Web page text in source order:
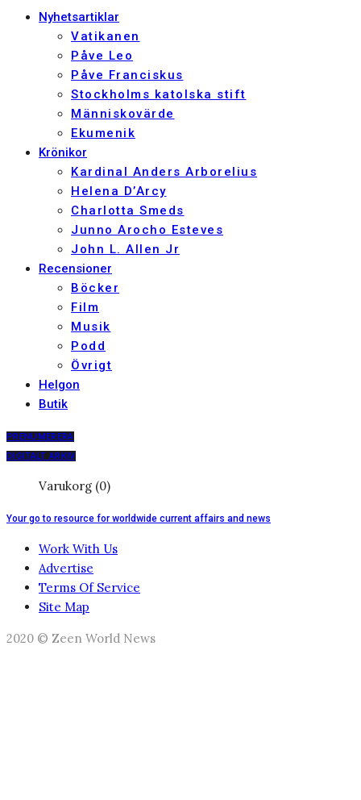
Nyhetsartiklar
Vatikanen
Påve Leo
Påve Franciskus
Stockholms katolska stift
Människovärde
Ekumenik
Krönikor
Kardinal Anders Arborelius
Helena D’Arcy
Charlotta Smeds
Junno Arocho Esteves
John L. Allen Jr
Recensioner
Böcker
Film
Musik
Podd
Övrigt
Helgon
Butik
PRENUMERERA
DIGITALT ARKIV
Varukorg (0)
Your go to resource for worldwide current affairs and news
Work With Us
Advertise
Terms Of Service
Site Map
2020 © Zeen World News